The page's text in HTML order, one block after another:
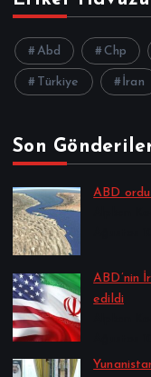
Abd Chp
Türkiye İran
Son
ABD
ABD’nin
edildi